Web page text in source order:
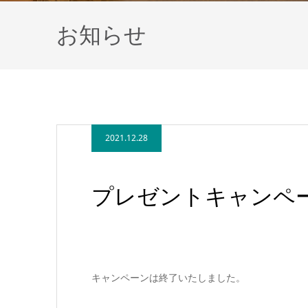
お知らせ
2021.12.28
プレゼントキャンペ
キャンペーンは終了いたしました。